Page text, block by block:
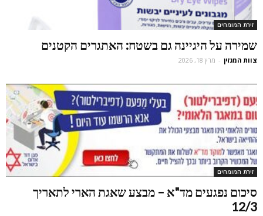
זירת המומחים
שמירה על היגיינה גם בשטח: האתגרים הקטנים
צוות המגזין - מרץ 18, 2026
זירת המומחים
סיכום נפגעים מד"א – מבצע שאגת הארי לתאריך
12/3